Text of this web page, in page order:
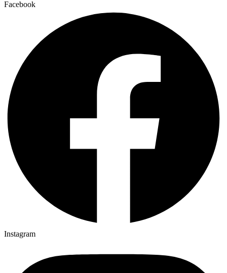
Facebook
Instagram